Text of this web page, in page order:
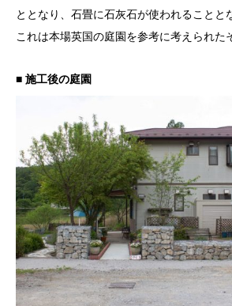
ととなり、石畳に石灰石が使われることと
これは本場英国の庭園を参考に考えられた
■ 施工後の庭園